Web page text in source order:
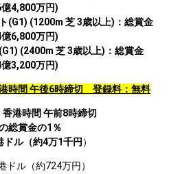
4,800万円)
(G1) (1200m 芝 3歳以上)：総賞金
6,800万円)
(2400m 芝 3歳以上)：総賞金
3,200万円)
時間 午後6時締切 登録料：無料
港時間 午前8時締切
総賞金の1％
ル（約4万1千円 ）
ドル（約724万円）